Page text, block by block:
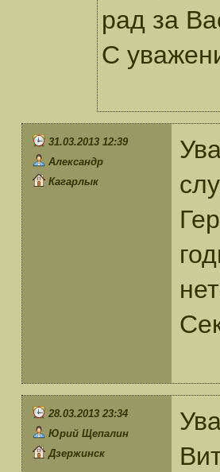
рад за
С
31.03.2013 12:39
Александр
Кагарлык
28.03.2013 23:34
Юрий Щепалин
Дзержинск